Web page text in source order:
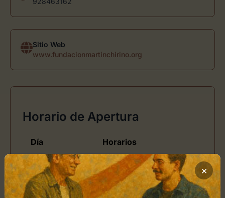
Sitio Web
www.fundacionmartinchirino.org
Horario de Apertura
Día
Horarios
Lunes
Martes
de 10:00 - 19:00
×